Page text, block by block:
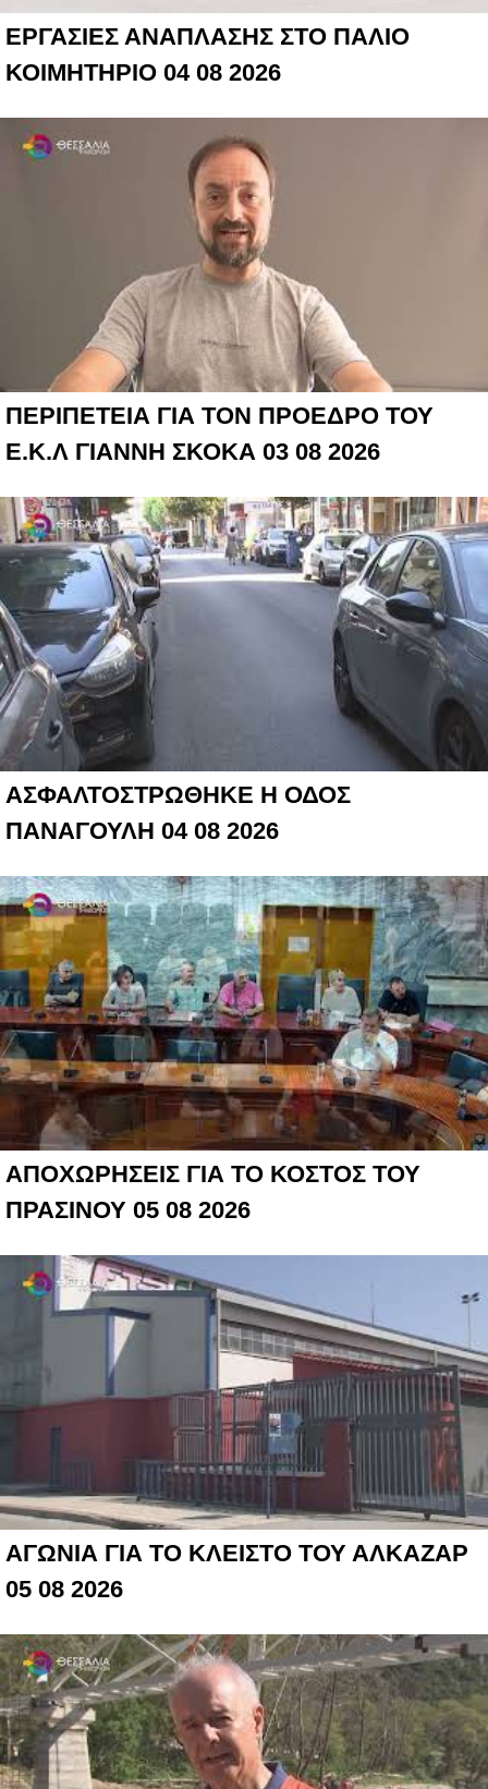
ΕΡΓΑΣΙΕΣ ΑΝΑΠΛΑΣΗΣ ΣΤΟ ΠΑΛΙΟ
ΚΟΙΜΗΤΗΡΙΟ 04 08 2026
ΠΕΡΙΠΕΤΕΙΑ ΓΙΑ ΤΟΝ ΠΡΟΕΔΡΟ ΤΟΥ
Ε.Κ.Λ ΓΙΑΝΝΗ ΣΚΟΚΑ 03 08 2026
ΑΣΦΑΛΤΟΣΤΡΩΘΗΚΕ Η ΟΔΟΣ
ΠΑΝΑΓΟΥΛΗ 04 08 2026
ΑΠΟΧΩΡΗΣΕΙΣ ΓΙΑ ΤΟ ΚΟΣΤΟΣ ΤΟΥ
ΠΡΑΣΙΝΟΥ 05 08 2026
ΑΓΩΝΙΑ ΓΙΑ ΤΟ ΚΛΕΙΣΤΟ ΤΟΥ ΑΛΚΑΖΑΡ
05 08 2026